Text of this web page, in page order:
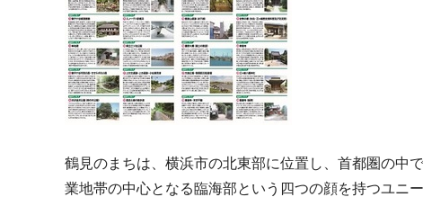
鶴見のまちは、横浜市の北東部に位置し、首都圏の中
業地帯の中心となる臨海部という四つの顔を持つユニー